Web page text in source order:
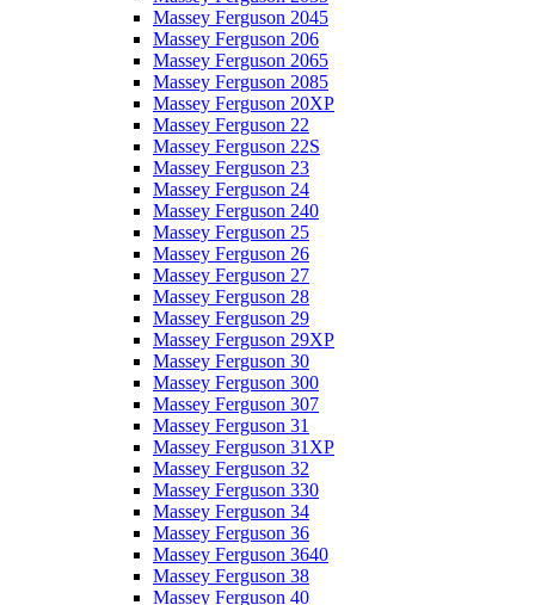
Massey Ferguson 2045
Massey Ferguson 206
Massey Ferguson 2065
Massey Ferguson 2085
Massey Ferguson 20XP
Massey Ferguson 22
Massey Ferguson 22S
Massey Ferguson 23
Massey Ferguson 24
Massey Ferguson 240
Massey Ferguson 25
Massey Ferguson 26
Massey Ferguson 27
Massey Ferguson 28
Massey Ferguson 29
Massey Ferguson 29XP
Massey Ferguson 30
Massey Ferguson 300
Massey Ferguson 307
Massey Ferguson 31
Massey Ferguson 31XP
Massey Ferguson 32
Massey Ferguson 330
Massey Ferguson 34
Massey Ferguson 36
Massey Ferguson 3640
Massey Ferguson 38
Massey Ferguson 40